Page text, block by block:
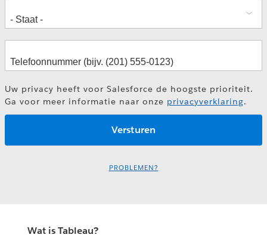
Uw privacy heeft voor Salesforce de hoogste prioriteit.
Ga voor meer informatie naar onze privacyverklaring.
PROBLEMEN?
Wat is Tableau?